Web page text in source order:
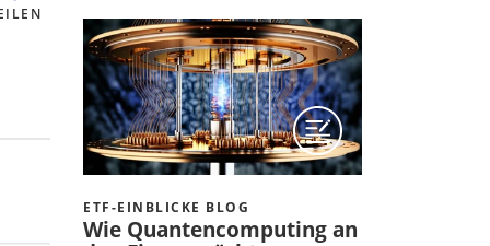
ETF-EINBLICKE BLOG
Wie Quantencomputing an